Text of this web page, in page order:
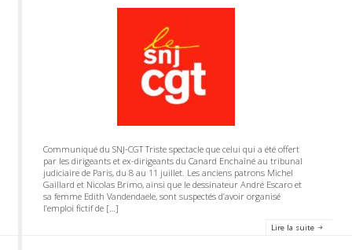
Communiqué du SNJ-CGT Triste spectacle que celui qui a été offert
par les dirigeants et ex-dirigeants du Canard Enchaîné au tribunal
judiciaire de Paris, du 8 au 11 juillet. Les anciens patrons Michel
Gaillard et Nicolas Brimo, ainsi que le dessinateur André Escaro et
sa femme Edith Vandendaele, sont suspectés d’avoir organisé
l’emploi fictif de […]
Lire la suite